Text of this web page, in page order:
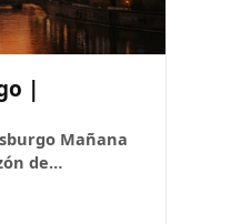
|
Mañana
de